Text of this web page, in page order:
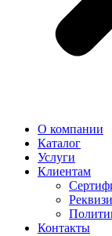
О компании
Каталог
Услуги
Клиентам
Контакты